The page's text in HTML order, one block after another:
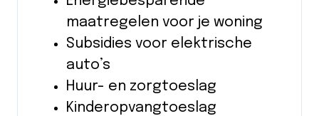
maatregelen voor je woning
Subsidies voor elektrische
auto’s
Huur- en zorgtoeslag
Kinderopvangtoeslag